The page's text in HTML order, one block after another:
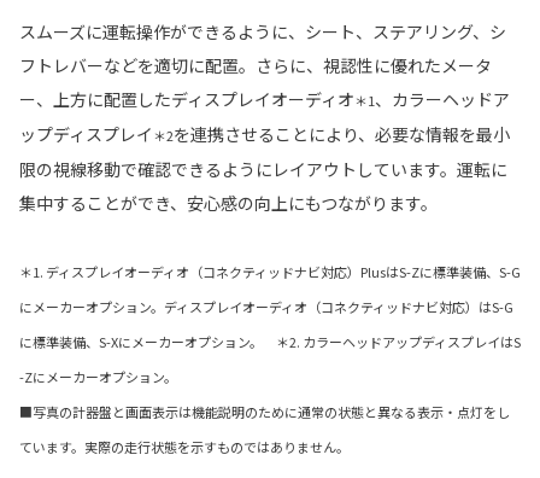
スムーズに運転操作ができるように、シート、ステアリング、シ
フトレバーなどを適切に配置。さらに、視認性に優れたメータ
ー、上方に配置したディスプレイオーディオ＊1、カラーヘッドア
ップディスプレイ ＊2を連携させることにより、必要な情報を最小
限の視線移動で確認できるようにレイアウトしています。運転に
集中することができ、安心感の向上にもつながります。
＊1. ディスプレイオーディオ（コネクティッドナビ対応）PlusはS-Zに標準装備、S-G
にメーカーオプション。ディスプレイオーディオ（コネクティッドナビ対応）はS-G
に標準装備、S-Xにメーカーオプション。 ＊2. カラーヘッドアップディスプレイはS
-Zにメーカーオプション。
■写真の計器盤と画面表示は機能説明のために通常の状態と異なる表示・点灯をし
ています。実際の走行状態を示すものではありません。